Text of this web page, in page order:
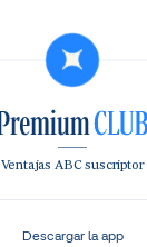
Ventajas ABC suscriptor
Descargar la app